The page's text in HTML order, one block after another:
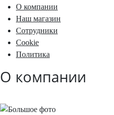
О компании
Наш магазин
Сотрудники
Cookie
Политика
О компании